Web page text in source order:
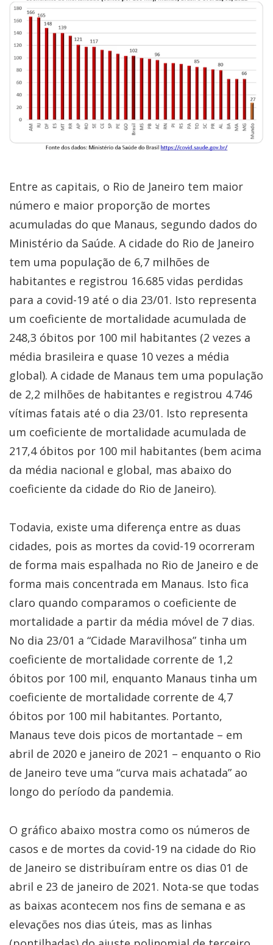
Entre as capitais, o Rio de Janeiro tem maior
número e maior proporção de mortes
acumuladas do que Manaus, segundo dados do
Ministério da Saúde. A cidade do Rio de Janeiro
tem uma população de 6,7 milhões de
habitantes e registrou 16.685 vidas perdidas
para a covid-19 até o dia 23/01. Isto representa
um coeficiente de mortalidade acumulada de
248,3 óbitos por 100 mil habitantes (2 vezes a
média brasileira e quase 10 vezes a média
global). A cidade de Manaus tem uma população
de 2,2 milhões de habitantes e registrou 4.746
vítimas fatais até o dia 23/01. Isto representa
um coeficiente de mortalidade acumulada de
217,4 óbitos por 100 mil habitantes (bem acima
da média nacional e global, mas abaixo do
coeficiente da cidade do Rio de Janeiro).
Todavia, existe uma diferença entre as duas
cidades, pois as mortes da covid-19 ocorreram
de forma mais espalhada no Rio de Janeiro e de
forma mais concentrada em Manaus. Isto fica
claro quando comparamos o coeficiente de
mortalidade a partir da média móvel de 7 dias.
No dia 23/01 a “Cidade Maravilhosa” tinha um
coeficiente de mortalidade corrente de 1,2
óbitos por 100 mil, enquanto Manaus tinha um
coeficiente de mortalidade corrente de 4,7
óbitos por 100 mil habitantes. Portanto,
Manaus teve dois picos de mortantade – em
abril de 2020 e janeiro de 2021 – enquanto o Rio
de Janeiro teve uma “curva mais achatada” ao
longo do período da pandemia.
O gráfico abaixo mostra como os números de
casos e de mortes da covid-19 na cidade do Rio
de Janeiro se distribuíram entre os dias 01 de
abril e 23 de janeiro de 2021. Nota-se que todas
as baixas acontecem nos fins de semana e as
elevações nos dias úteis, mas as linhas